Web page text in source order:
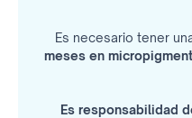
Es necesario tener
meses en
Es responsabilidad